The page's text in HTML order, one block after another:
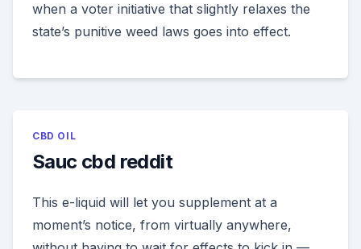
when a voter initiative that slightly relaxes the
state’s punitive weed laws goes into effect.
CBD OIL
Sauc cbd reddit
This e-liquid will let you supplement at a
moment’s notice, from virtually anywhere,